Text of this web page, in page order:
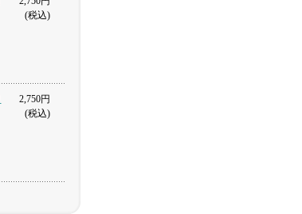
(税込)
2,750円
(税込)